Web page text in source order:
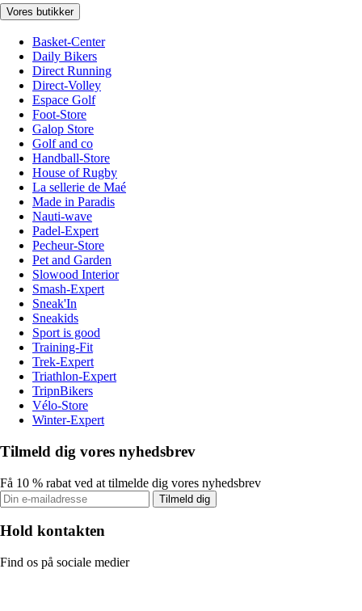
Vores butikker
Basket-Center
Daily Bikers
Direct Running
Direct-Volley
Espace Golf
Foot-Store
Galop Store
Golf and co
Handball-Store
House of Rugby
La sellerie de Maé
Made in Paradis
Nauti-wave
Padel-Expert
Pecheur-Store
Pet and Garden
Slowood Interior
Smash-Expert
Sneak'In
Sneakids
Sport is good
Training-Fit
Trek-Expert
Triathlon-Expert
TripnBikers
Vélo-Store
Winter-Expert
Tilmeld dig vores nyhedsbrev
Få 10 % rabat ved at tilmelde dig vores nyhedsbrev
Tilmeld dig
Hold kontakten
Find os på sociale medier